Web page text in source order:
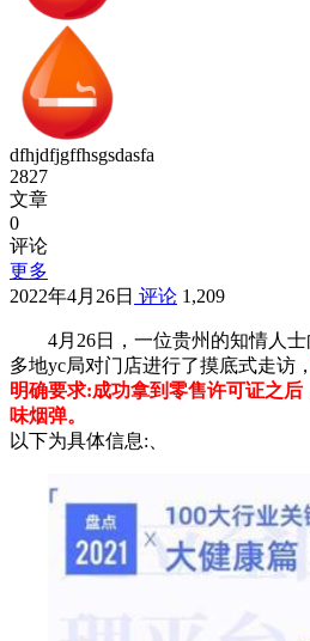
dfhjdfjgffhsgsdasfa
2827
文章
0
评论
更多
2022年4月26日 评论 1,209
4月26日，一位贵州的知情人
多地yc局对门店进行了摸底式走访，
明确要求:成功拿到零售许可证之
味烟弹。
以下为具体信息:、